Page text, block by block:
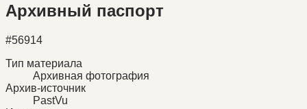
Архивный паспорт
#56914
Тип материала
Архивная фотография
Архив-источник
PastVu